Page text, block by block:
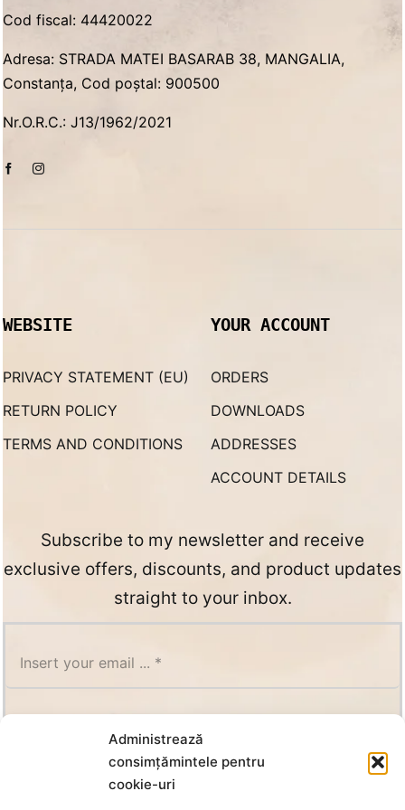
Administrează
consimțămintele pentru
cookie-uri
Cod fiscal: 44420022
Adresa: STRADA MATEI BASARAB 38, MANGALIA,
Constanța, Cod poștal: 900500
Nr.O.R.C.: J13/1962/2021
WEBSITE
PRIVACY STATEMENT (EU)
RETURN POLICY
TERMS AND CONDITIONS
YOUR ACCOUNT
ORDERS
DOWNLOADS
ADDRESSES
ACCOUNT DETAILS
Subscribe to my newsletter and receive
exclusive offers, discounts, and product updates
straight to your inbox.
SUBSCRIBE